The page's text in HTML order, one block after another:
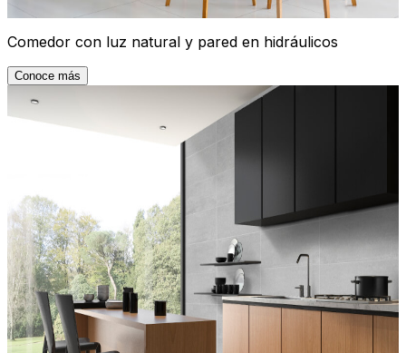
Comedor con luz natural y pared en hidráulicos
Conoce más